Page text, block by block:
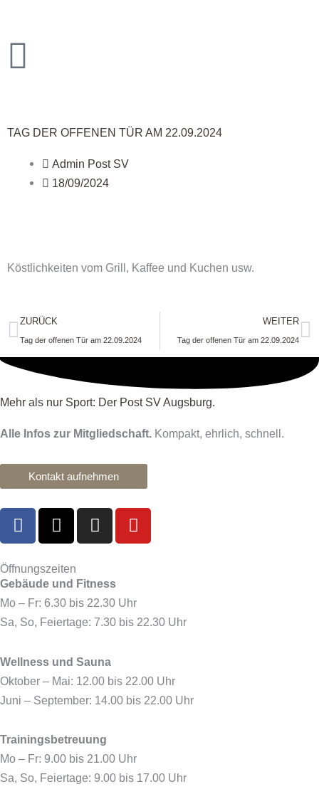
springen
TAG DER OFFENEN TÜR AM 22.09.2024
Admin Post SV
18/09/2024
Köstlichkeiten vom Grill, Kaffee und Kuchen usw.
Zurück
ZURÜCK
Tag der offenen Tür am 22.09.2024
WEITER
Tag der offenen Tür am 22.09.2024
Mehr als nur Sport: Der Post SV Augsburg.
Alle Infos zur Mitgliedschaft. Kompakt, ehrlich, schnell.
Kontakt aufnehmen
F
a
e
b
o
o
X
-
w
i
t
t
r
I
n
a
g
r
m
Y
o
b
e
Öffnungszeiten
Gebäude und Fitness
Mo – Fr: 6.30 bis 22.30 Uhr
Sa, So, Feiertage: 7.30 bis 22.30 Uhr
Wellness und Sauna
Oktober – Mai: 12.00 bis 22.00 Uhr
Juni – September: 14.00 bis 22.00 Uhr
Trainingsbetreuung
Mo – Fr: 9.00 bis 21.00 Uhr
Sa, So, Feiertage: 9.00 bis 17.00 Uhr